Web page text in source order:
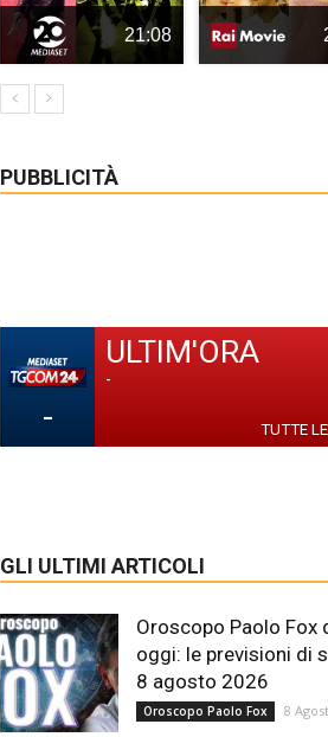
21:08
PUBBLICITÀ
-
ULTIM'ORA
-
TUTTE
GLI ULTIMI ARTICOLI
Oroscopo Paolo Fox
oggi: le previsioni di
8 agosto 2026
Oroscopo Paolo Fox 8